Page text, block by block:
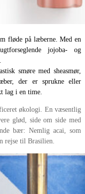
fløde på læberne. Med en
jojoba- og
smøre med sheasmør,
der er sprukne eller
lag i en time.
økologi. En væsentlig
glød, side om side med
bær: Nemlig acai, som
rejse til Brasilien.